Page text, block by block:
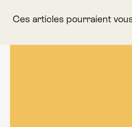
Ces articles pourraient